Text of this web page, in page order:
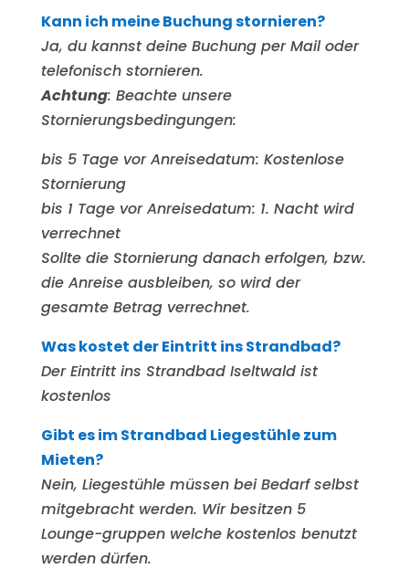
Kann ich meine Buchung stornieren?
Ja, du kannst deine Buchung per Mail oder
telefonisch stornieren.
Achtung: Beachte unsere
Stornierungsbedingungen:
bis 5 Tage vor Anreisedatum: Kostenlose
Stornierung
bis 1 Tage vor Anreisedatum: 1. Nacht wird
verrechnet
Sollte die Stornierung danach erfolgen, bzw.
die Anreise ausbleiben, so wird der
gesamte Betrag verrechnet.
Was kostet der Eintritt ins Strandbad?
Der Eintritt ins Strandbad Iseltwald ist
kostenlos
Gibt es im Strandbad Liegestühle zum
Mieten?
Nein, Liegestühle müssen bei Bedarf selbst
mitgebracht werden. Wir besitzen 5
Lounge-gruppen welche kostenlos benutzt
werden dürfen.